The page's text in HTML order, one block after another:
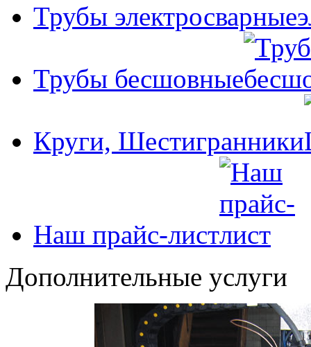
Трубы электросварные
Трубы бесшовные
Круги, Шестигранники
Наш прайс-лист
Дополнительные услуги